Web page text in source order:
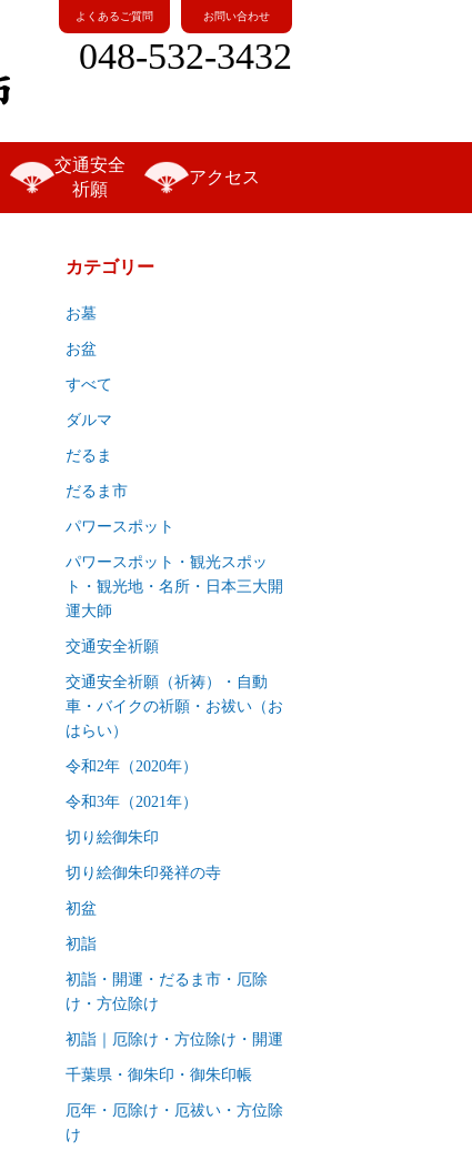
よくあるご質問 お問い合わせ
048-532-3432
交通安全
祈願
アクセス
カテゴリー
お墓
お盆
すべて
ダルマ
だるま
だるま市
パワースポット
パワースポット・観光スポッ
ト・観光地・名所・日本三大開
運大師
交通安全祈願
交通安全祈願（祈祷）・自動
車・バイクの祈願・お祓い（お
はらい）
令和2年（2020年）
令和3年（2021年）
切り絵御朱印
切り絵御朱印発祥の寺
初盆
初詣
初詣・開運・だるま市・厄除
け・方位除け
初詣｜厄除け・方位除け・開運
千葉県・御朱印・御朱印帳
厄年・厄除け・厄祓い・方位除
け